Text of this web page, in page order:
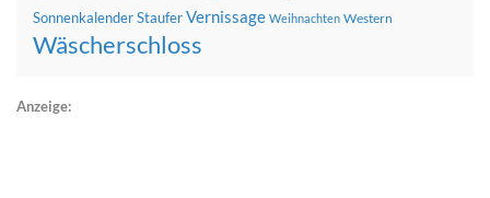
SonnenkalenderStauferVernissage Weihnachten Western
Wäscherschloss
Anzeige: